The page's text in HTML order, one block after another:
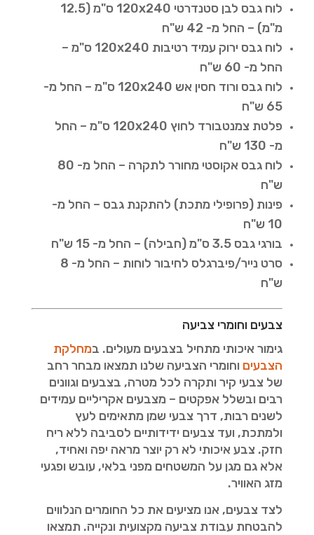
לוח גבס לבן סטנדרטי 120x240 ס"מ (12.5
מ"מ) – החל מ- 42 ש"ח
לוח גבס ירוק עמיד רטיבות 120x240 ס"מ –
החל מ- 60 ש"ח
לוח גבס ורוד חסין אש 120x240 ס"מ – החל מ-
65 ש"ח
פלטת צמנטבורד לחוץ 120x240 ס"מ – החל
מ- 130 ש"ח
לוח גבס אקוסטי מחורר לתקרה – החל מ- 80
ש"ח
פינות (פרופילי מתכת) להתקנת גבס – החל מ-
10 ש"ח
בורגי גבס 3.5 ס"מ (חבילה) – החל מ- 15 ש"ח
סרט נייר/פיברגלס לחיבור לוחות – החל מ- 8
ש"ח
צבעים וחומרי צביעה
גימור איכותי מתחיל בצבעים מעולים. במחלקת
הצבעים וחומרי הצביעה שלנו תמצאו מבחר רחב
של צבעי קיר ותקרה לכל מטרה, בצבעים וגוונים
רבים ובשלל אפקטים – מצבעים אקריליים עמידים
לשנים רבות, דרך צבעי שמן מתאימים לעץ
ולמתכת, ועד צבעים ידידותיים לסביבה ללא ריח
חזק. צבע איכותי לא רק יוצר מראה יפה ואחיד,
אלא גם מגן על המשטחים מפני בלאי, עובש ופגעי
מזג האוויר.
לצד צבעים, אנו מציעים את כל החומרים הנלווים
להבטחת עבודת צביעה מקצועית ונקייה. תמצאו